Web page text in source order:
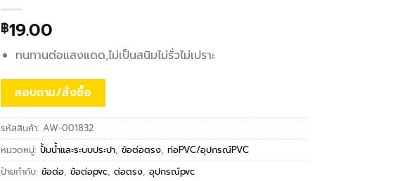
฿19.00
ทนทานต่อแสงแดด,ไม่เป็นสนิมไม่รั่วไม่เปราะ
สอบถาม/สั่งซื้อ
รหัสสินค้า:AW-001832
หมวดหมู่:ปั้มน้ำและระบบประปา,ข้อต่อตรง,ท่อPVC/อุปกรณ์PVC
ป้ายกำกับ:ข้อต่อ,ข้อต่อpvc,ต่อตรง,อุปกรณ์pvc